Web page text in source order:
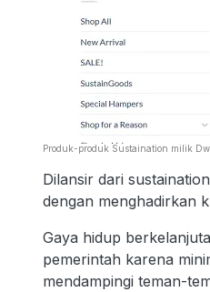
Produk-produk Sustaination milik
Dilansir dari
dengan menghadirkan
Gaya hidup
pemerintah karena
mendampingi teman-